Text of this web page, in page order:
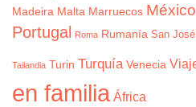
Madeira Malta Marruecos México
Portugal Roma Rumanía San
Tailandia Turin Turquía Venecia
en familia África